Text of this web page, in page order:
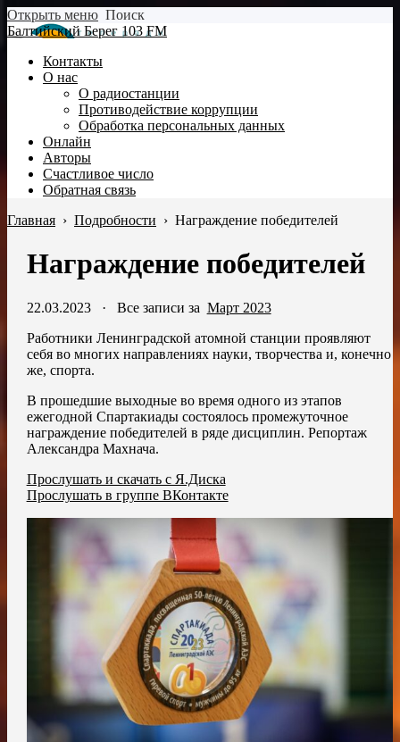
Открыть меню Поиск
Балтийский Берег 103 FM
Контакты
О нас
О радиостанции
Противодействие коррупции
Обработка персональных данных
Онлайн
Авторы
Счастливое число
Обратная связь
Главная › Подробности › Награждение победителей
Награждение победителей
22.03.2023· Все записи за Март 2023
Работники Ленинградской атомной станции проявляют
себя во многих направлениях науки, творчества и, конечно
же, спорта.
В прошедшие выходные во время одного из этапов
ежегодной Спартакиады состоялось промежуточное
награждение победителей в ряде дисциплин. Репортаж
Александра Махнача.
Прослушать и скачать с Я.Диска
Прослушать в группе ВКонтакте